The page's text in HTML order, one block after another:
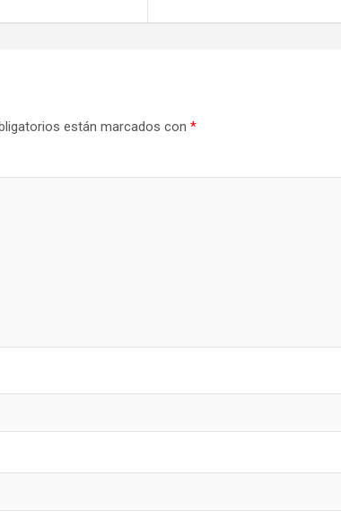
están marcados con *